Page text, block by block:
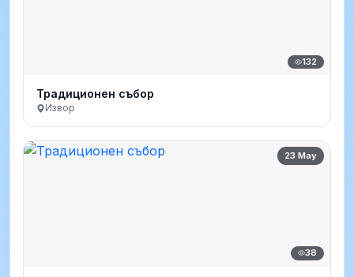
132
Традиционен събор
Извор
23 May
38